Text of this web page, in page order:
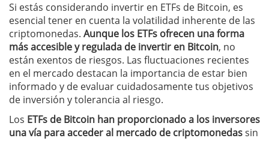
Si estás considerando invertir en ETFs de Bitcoin, es
esencial tener en cuenta la volatilidad inherente de las
criptomonedas. Aunque los ETFs ofrecen una forma
más accesible y regulada de invertir en Bitcoin, no
están exentos de riesgos. Las fluctuaciones recientes
en el mercado destacan la importancia de estar bien
informado y de evaluar cuidadosamente tus objetivos
de inversión y tolerancia al riesgo.
Los ETFs de Bitcoin han proporcionado a los inversores
una vía para acceder al mercado de criptomonedassin